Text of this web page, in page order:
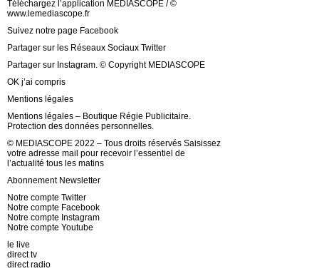
Téléchargez l’application MEDIASCOPE / ©
www.lemediascope.fr
Suivez notre page Facebook
Partager sur les Réseaux Sociaux Twitter
Partager sur Instagram. © Copyright MEDIASCOPE
OK j’ai compris
Mentions légales
Mentions légales – Boutique Régie Publicitaire.
Protection des données personnelles.
© MEDIASCOPE 2022 – Tous droits réservés Saisissez
votre adresse mail pour recevoir l’essentiel de
l’actualité tous les matins
Abonnement Newsletter
Notre compte Twitter
Notre compte Facebook
Notre compte Instagram
Notre compte Youtube
le live
direct tv
direct radio